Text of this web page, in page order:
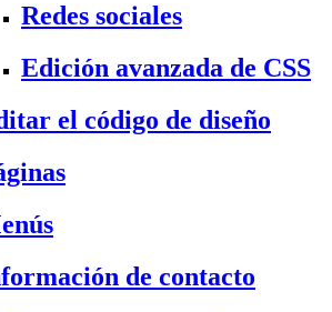
Redes sociales
Edición avanzada de CSS
el código de diseño
de contacto